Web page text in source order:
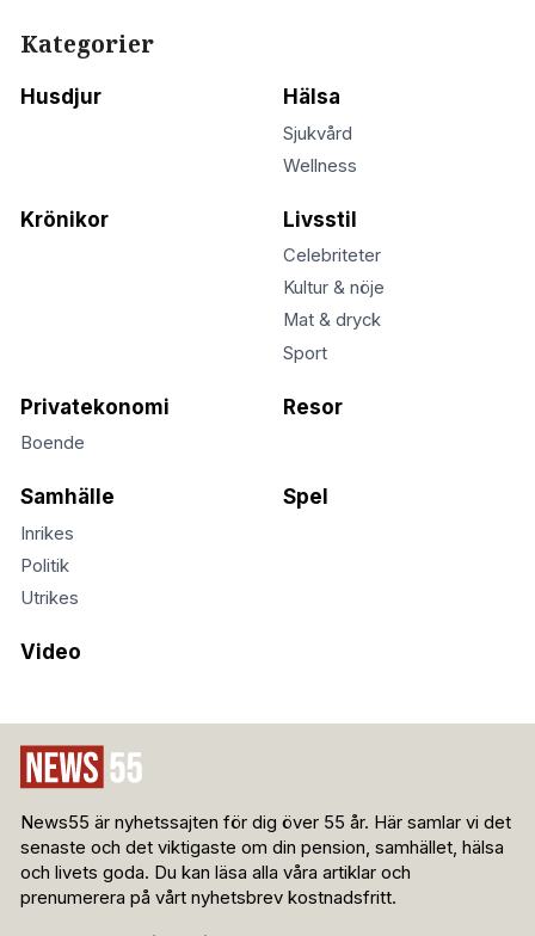
Kategorier
Husdjur Hälsa
Sjukvård
Wellness
Krönikor Livsstil
Celebriteter
Kultur & nöje
Mat & dryck
Sport
Privatekonomi
Boende
Resor
Samhälle
Inrikes
Politik
Utrikes
Spel
Video
News55 är nyhetssajten för dig över 55 år. Här samlar vi det
senaste och det viktigaste om din pension, samhället, hälsa
och livets goda. Du kan läsa alla våra artiklar och
prenumerera på vårt nyhetsbrev kostnadsfritt.